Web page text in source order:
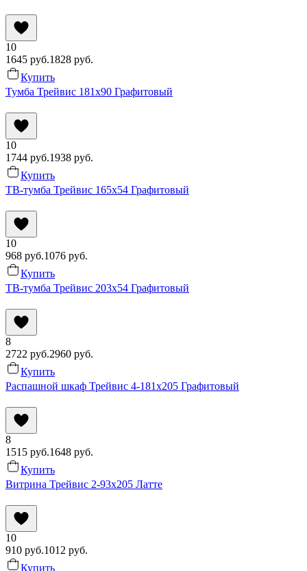
10
1645 руб.1828 руб.
Купить
Тумба Трейвис 181x90 Графитовый
10
1744 руб.1938 руб.
Купить
ТВ-тумба Трейвис 165x54 Графитовый
10
968 руб.1076 руб.
Купить
ТВ-тумба Трейвис 203x54 Графитовый
8
2722 руб.2960 руб.
Купить
Распашной шкаф Трейвис 4-181x205 Графитовый
8
1515 руб.1648 руб.
Купить
Витрина Трейвис 2-93x205 Латте
10
910 руб.1012 руб.
Купить